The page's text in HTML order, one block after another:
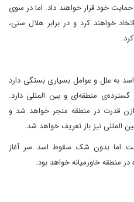
خود قرار خواهند داد. اما در سوی
خواهند کرد و در برابر هلال سنی،
به علل و عوامل بسیاری بستگی دارد
منطقه‌ای و بین المللی دارد.
قدرت در منطقه منجر خواهد شد و
نیز باز تعریف خواهد شد.
اما بدون شک سقوط اسد سر آغاز
منطقه خاورمیانه خواهد بود.